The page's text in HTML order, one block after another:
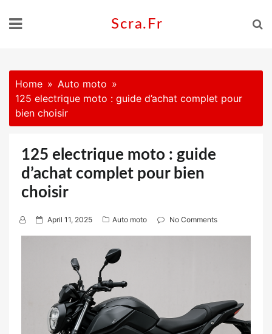
Scra.fr
Home
Auto moto
125 electrique moto : guide d’achat complet pour
bien choisir
125 electrique moto : guide
d’achat complet pour bien
choisir
P
o
April 11, 2025 Auto moto No Comments